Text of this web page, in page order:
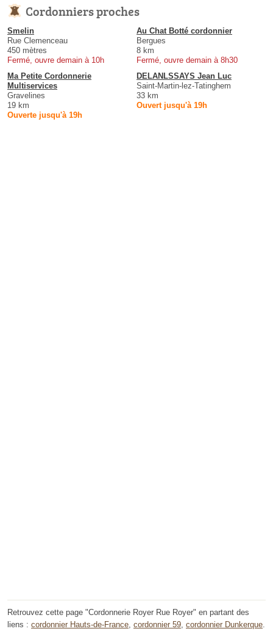
Cordonniers proches
Smelin
Rue Clemenceau
450 mètres
Fermé, ouvre demain à 10h
Au Chat Botté cordonnier
Bergues
8 km
Fermé, ouvre demain à 8h30
Ma Petite Cordonnerie
Multiservices
Gravelines
19 km
Ouverte jusqu'à 19h
DELANLSSAYS Jean Luc
Saint-Martin-lez-Tatinghem
33 km
Ouvert jusqu'à 19h
Retrouvez cette page "Cordonnerie Royer Rue Royer" en partant des
liens : cordonnier Hauts-de-France, cordonnier 59, cordonnier Dunkerque.